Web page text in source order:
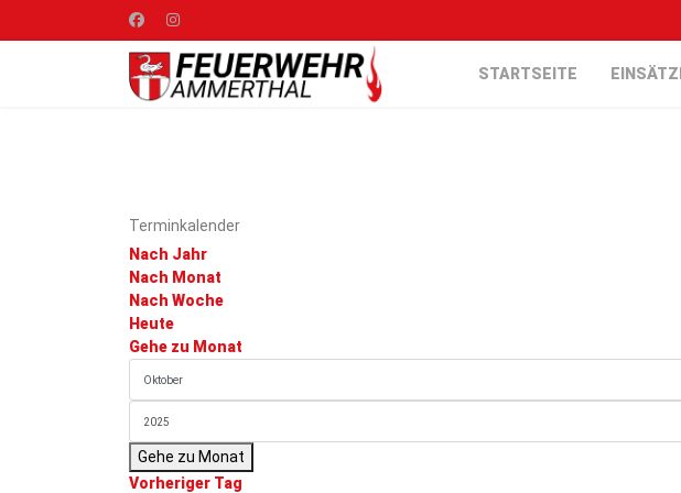
STARTSEITE
Terminkalender
Nach Jahr
Nach Monat
Nach Woche
Heute
Gehe zu Monat
Gehe zu Monat
Vorheriger Tag